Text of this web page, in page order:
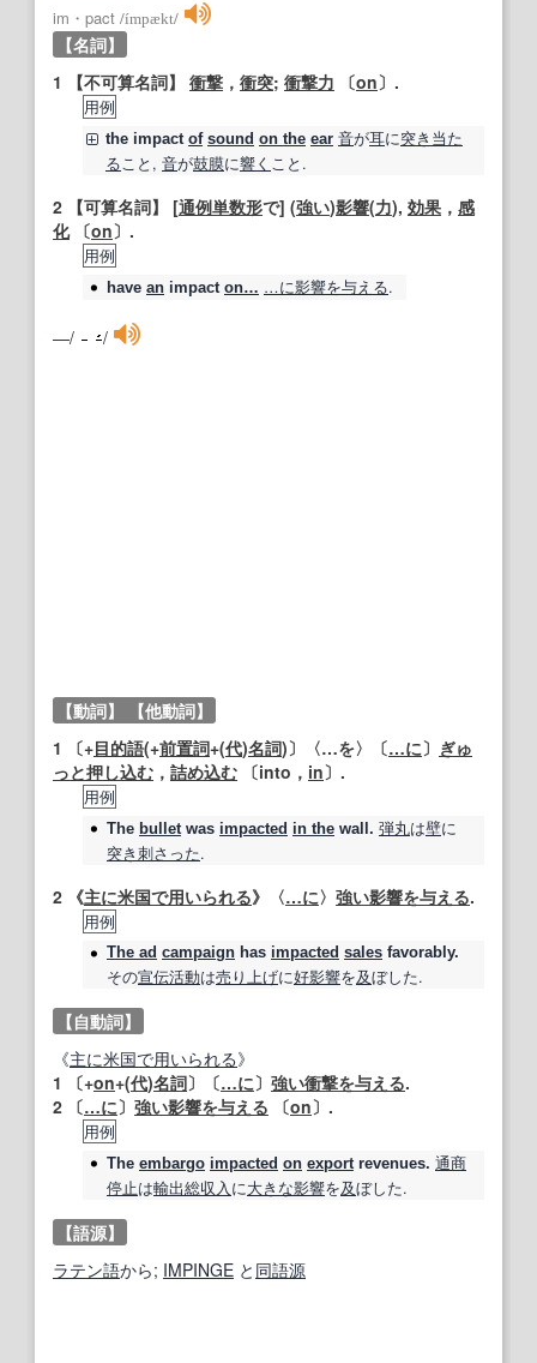
im・pact /ímpækt/
【名詞】
1
【不可算名詞】 衝撃 ， 衝突; 衝撃力 〔on〕.
用例
the impact of sound on the ear 音が耳に突き当た
ること, 音が鼓膜に響く こと.
2 【可算名詞】 [通例単数形で] (強い)影響(力), 効果 ， 感
化〔on〕.
用例
have an impact on… …に影響を与える.
―/ /
【動詞】
【他動詞】
1 〔+目的語(+前置詞+(代)名詞)〕〈…を〉〔…に〕 ぎゅ
っと押し込む ， 詰め込む 〔into， in〕.
用例
The bulletwas impacted in the wall. 弾丸は壁に
突き刺さった.
2 《主に米国で用いられる》〈…に〉 強い影響を与える.
用例
The ad campaign has impacted sales favorably.
その宣伝活動は売り上げに好影響を及ぼした.
【自動詞】
《主に米国で用いられる》
1 〔+on+(代)名詞〕〔…に〕 強い衝撃を与える.
2 〔…に〕 強い影響を与える 〔on〕.
用例
The embargo impacted on exportrevenues. 通商
停止は輸出総収入に大きな影響を及ぼした.
【語源】
ラテン語から; IMPINGE と 同語源